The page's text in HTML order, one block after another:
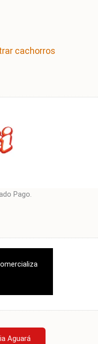
cachorros
Pago.
Aguará